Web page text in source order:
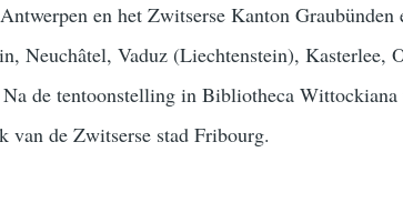
en het Zwitserse Kanton Graubünden
Neuchâtel, Vaduz (Liechtenstein), Kasterlee,
Na de tentoonstelling in Bibliotheca
van de Zwitserse stad Fribourg.